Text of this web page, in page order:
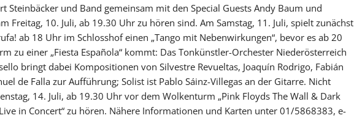
Steinbäcker und Band gemeinsam mit den Special Guests Andy Baum und
Freitag, 10. Juli, ab 19.30 Uhr zu hören sind. Am Samstag, 11. Juli, spielt zunächst
ab 18 Uhr im Schlosshof einen „Tango mit Nebenwirkungen“, bevor es ab 20
zu einer „Fiesta Española“ kommt: Das Tonkünstler-Orchester Niederösterreich
bringt dabei Kompositionen von Silvestre Revueltas, Joaquín Rodrigo, Fabián
de Falla zur Aufführung; Solist ist Pablo Sáinz-Villegas an der Gitarre. Nicht
14. Juli, ab 19.30 Uhr vor dem Wolkenturm „Pink Floyds The Wall & Dark
in Concert“ zu hören. Nähere Informationen und Karten unter 01/5868383, e-